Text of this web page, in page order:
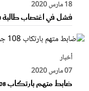
18 مارس 2020
فشل في اغتصاب طالبة
أخبار
07 مارس 2020
ضابط متهم بارتكاب 108 جرائم جنسية